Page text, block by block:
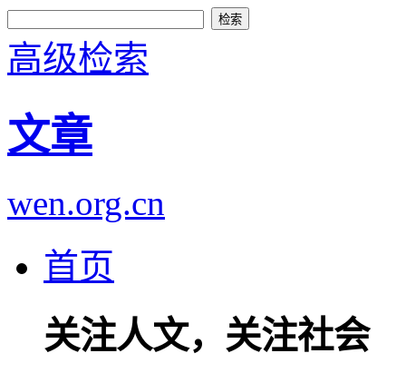
高级检索
文章
wen.org.cn
首页
关注人文，关注社会